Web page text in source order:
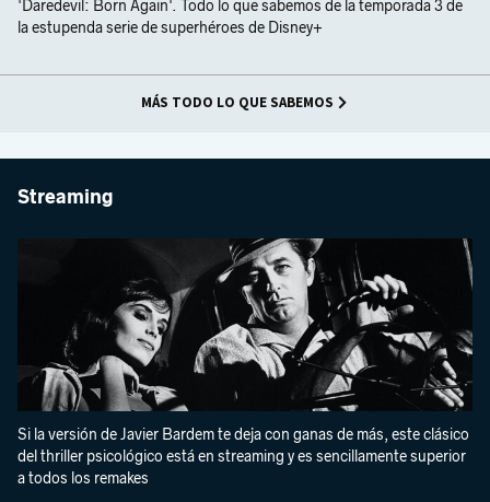
'Daredevil: Born Again'. Todo lo que sabemos de la temporada 3 de
la estupenda serie de superhéroes de Disney+
MÁS TODO LO QUE SABEMOS
Streaming
Si la versión de Javier Bardem te deja con ganas de más, este clásico
del thriller psicológico está en streaming y es sencillamente superior
a todos los remakes